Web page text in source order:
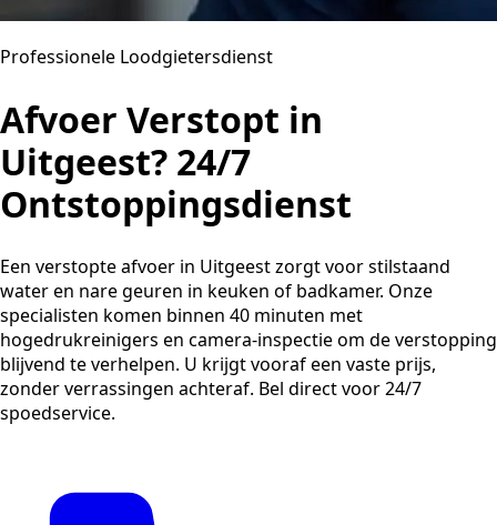
Professionele Loodgietersdienst
Afvoer Verstopt in
Uitgeest? 24/7
Ontstoppingsdienst
Een verstopte afvoer in Uitgeest zorgt voor stilstaand
water en nare geuren in keuken of badkamer. Onze
specialisten komen binnen 40 minuten met
hogedrukreinigers en camera-inspectie om de verstopping
blijvend te verhelpen. U krijgt vooraf een vaste prijs,
zonder verrassingen achteraf. Bel direct voor 24/7
spoedservice.